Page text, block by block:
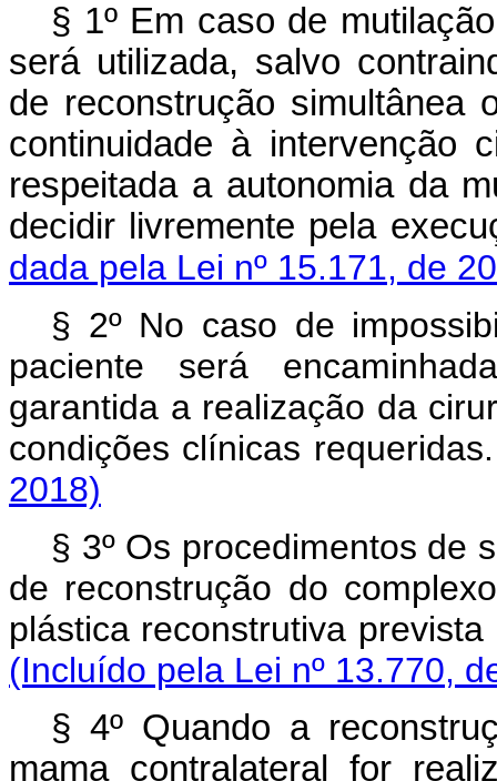
§ 1º Em caso de
será utilizada, salvo
de reconstrução simultânea
continuidade à intervenção
respeitada a autonomia da
decidir livremente pela
dada pela Lei nº 15.171, de
§ 2º No caso de
paciente será
garantida a realização da
condições clínicas
2018)
§ 3º Os procedimentos de
de reconstrução do
plástica reconstrutiva
(Incluído pela Lei nº 13.770,
§ 4º Quando a
mama contralateral for